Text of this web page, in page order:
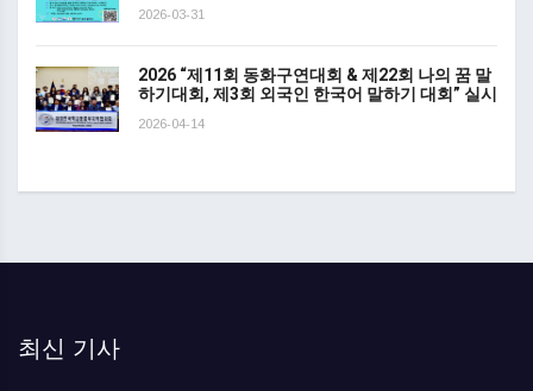
2026-03-31
2026 “제11회 동화구연대회 & 제22회 나의 꿈 말
하기대회, 제3회 외국인 한국어 말하기 대회” 실시
2026-04-14
최신 기사